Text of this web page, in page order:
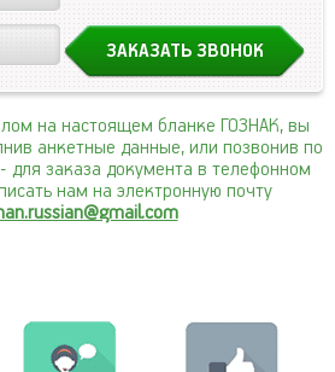
на настоящем бланке ГОЗНАК, вы
анкетные данные, или позвонив по
- для заказа документа в телефонном
нам на электронную почту